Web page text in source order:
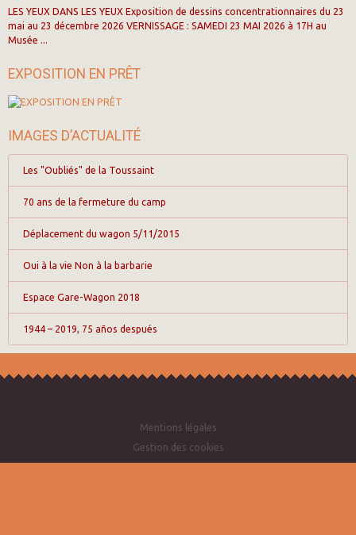
LES YEUX DANS LES YEUX Exposition de dessins concentrationnaires du 23
mai au 23 décembre 2026 VERNISSAGE : SAMEDI 23 MAI 2026 à 17H au
Musée ...
EXPOSITION EN PRÊT
IMAGES D’ACTUALITÉ
Les "Oubliés" de la Toussaint
70 ans de la fermeture du camp
Déplacement du wagon 5/11/2015
Oui à la vie Non à la barbarie
Espace Gare-Wagon 2018
1944 – 2019, 75 años después
Mentions légales
Gestion des cookies